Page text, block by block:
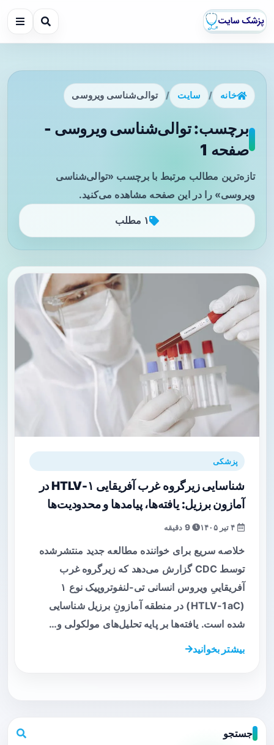
خانه / سایت / توالی‌شناسی ویروسی
برچسب: توالی‌شناسی ویروسی -
صفحه 1
تازه‌ترین مطالب مرتبط با برچسب «توالی‌شناسی
ویروسی» را در این صفحه مشاهده می‌کنید.
۱ مطلب
پزشکی
شناسایی زیرگروه غرب آفریقایی HTLV-۱ در
آمازون برزیل: یافته‌ها، پیامدها و محدودیت‌ها
9 دقیقه
خلاصه سریع برای خواننده مطالعه جدید منتشرشده
توسط CDC گزارش می‌دهد که زیرگروه غرب
آفریقاییِ ویروس انسانی تی-لنفوتروپیک نوع ۱
(HTLV-1aC) در منطقه آمازونِ برزیل شناسایی
شده است. یافته‌ها بر پایه تحلیل‌های مولکولی و…
بیشتر بخوانید
جستجو